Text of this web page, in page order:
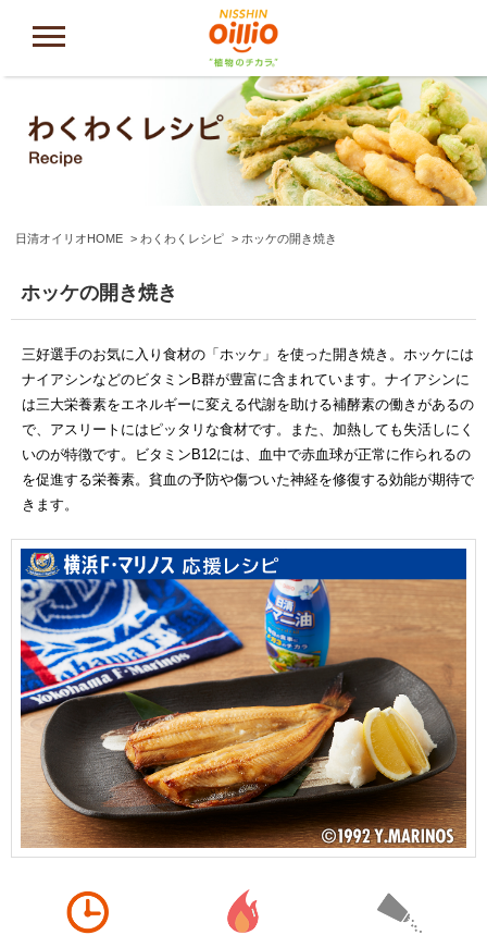
日清オイリオHOME わくわくレシピ ホッケの開き焼き
ホッケの開き焼き
三好選手のお気に入り食材の「ホッケ」を使った開き焼き。ホッケには
ナイアシンなどのビタミンB群が豊富に含まれています。ナイアシンに
は三大栄養素をエネルギーに変える代謝を助ける補酵素の働きがあるの
で、アスリートにはピッタリな食材です。また、加熱しても失活しにく
いのが特徴です。ビタミンB12には、血中で赤血球が正常に作られるの
を促進する栄養素。貧血の予防や傷ついた神経を修復する効能が期待で
きます。